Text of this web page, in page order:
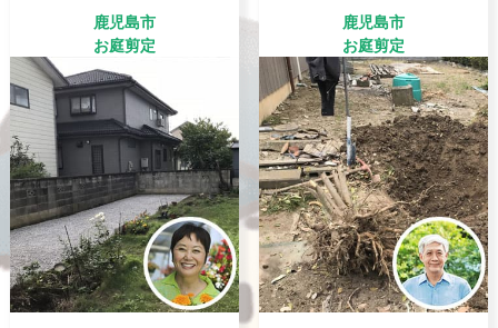
鹿児島市
お庭剪定
鹿児島市
お庭剪定